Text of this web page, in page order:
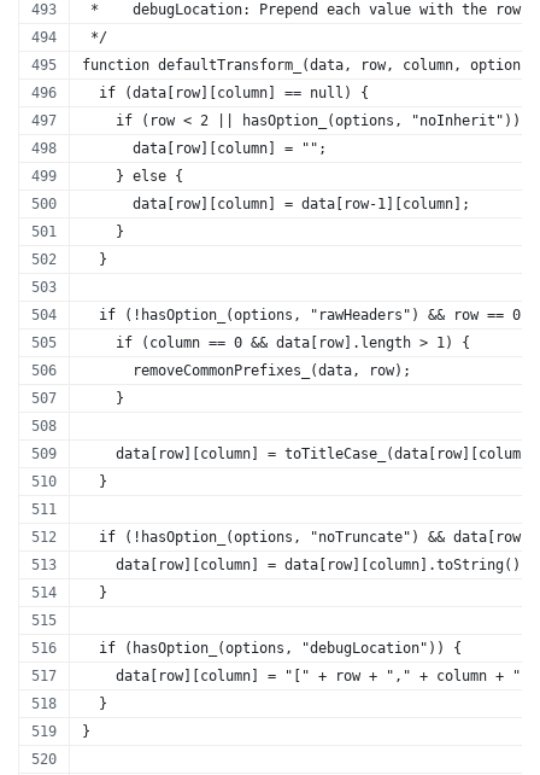
*    debugLocation: Prepend each value with the row
*/
function defaultTransform_(data, row, column,
  if (data[row][column] == null) {
    if (row < 2 || hasOption_(options, "noInherit")) {
      data[row][column] = "";
    } else {
      data[row][column] = data[row-1][column];
    }
  }
if (!hasOption_(options, "rawHeaders") && row == 0)
    if (column == 0 && data[row].length > 1) {
      removeCommonPrefixes_(data, row);
    }
data[row][column] =
  }
if (!hasOption_(options, "noTruncate") &&
data[row][column] =
  }
  if (hasOption_(options, "debugLocation")) {
data[row][column] = "[" + row + "," + column +
  }
}